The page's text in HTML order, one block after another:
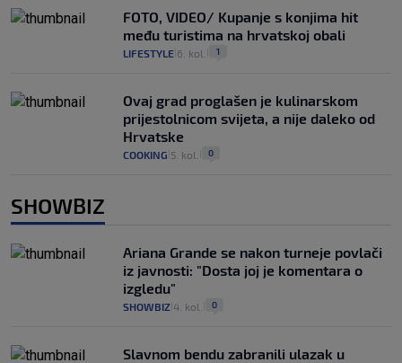
FOTO, VIDEO/ Kupanje s konjima hit
među turistima na hrvatskoj obali
LIFESTYLE 6. kol. 1
Ovaj grad proglašen je kulinarskom
prijestolnicom svijeta, a nije daleko od
Hrvatske
COOKING 5. kol. 0
SHOWBIZ
Ariana Grande se nakon turneje povlači
iz javnosti: "Dosta joj je komentara o
izgledu"
SHOWBIZ 4. kol. 0
Slavnom bendu zabranili ulazak u